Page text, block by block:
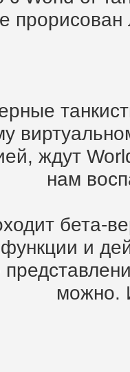
ждут
нам
бета-
и
можно.